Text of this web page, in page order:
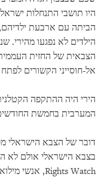
היו תושבי התנחלות
הביתה עם ארבעת
הילדים לא נפגעו מהירי.
הצבאית של החזית
אל-חוסייני הקשורים
הירי היה ההתקפה
המערבית בחמשת
דובר של הצבא הישראלי
בצבא הישראלי אולם לא
Rights Watch, אנשי